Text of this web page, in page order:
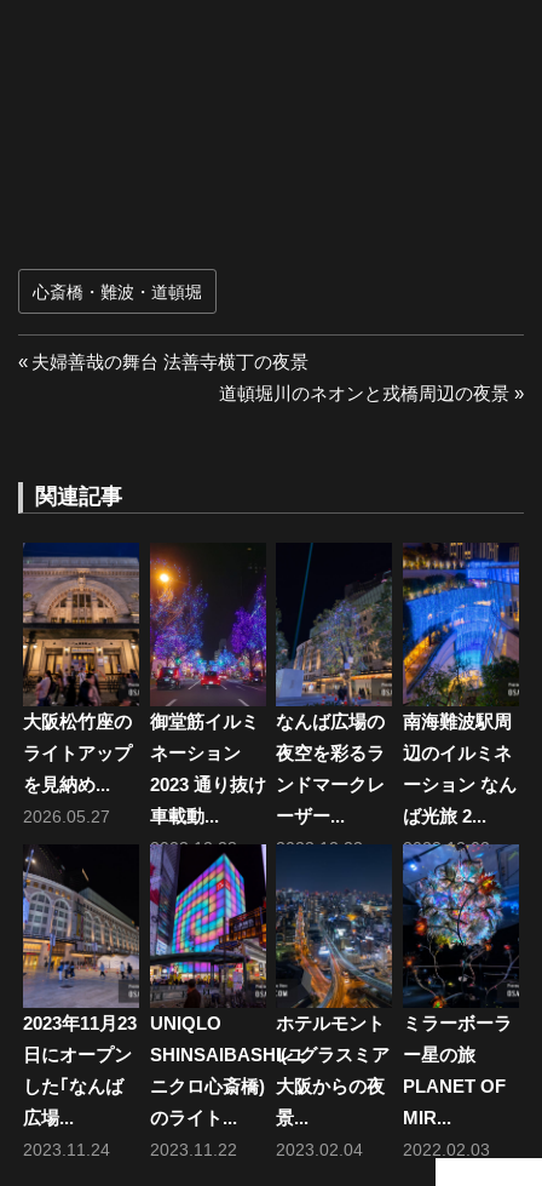
心斎橋・難波・道頓堀
投
ビ
ゲ
ー
シ
ョ
ン
前
夫婦善哉の舞台 法善寺横丁の夜景
次
道頓堀川のネオンと戎橋周辺の夜景
関連記事
大阪松竹座の
ライトアップ
を見納め...
2026.05.27
御堂筋イルミ
ネーション
2023 通り抜け
車載動...
2023.12.28
なんば広場の
夜空を彩るラ
ンドマークレ
ーザー...
2023.12.23
南海難波駅周
辺のイルミネ
ーション なん
ば光旅 2...
2023.12.02
2023年11月23
日にオープン
した｢なんば
広場...
2023.11.24
UNIQLO
SHINSAIBASHI(ユ
ニクロ心斎橋)
のライト...
2023.11.22
ホテルモント
レ グラスミア
大阪からの夜
景...
2023.02.04
ミラーボーラ
ー星の旅
PLANET OF
MIR...
2022.02.03